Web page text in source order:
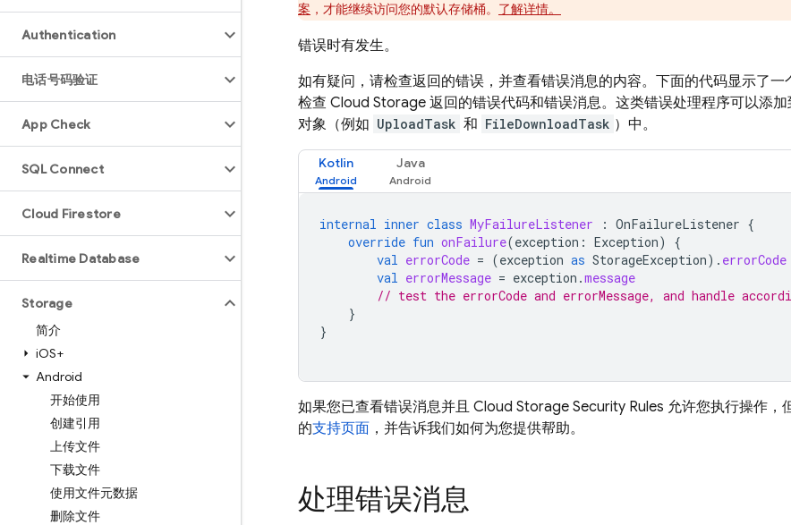
Authentication
电话号码验证
App Check
SQL Connect
Cloud Firestore
Realtime Database
Storage
简介
iOS+
Android
开始使用
创建引用
上传文件
下载文件
使用文件元数据
删除文件
案 ，才能继续访问您的默认存储桶。 了解详情。
错误时有发生。
如有疑问，请检查返回的错误，并查看错误消息的内容。下面的代码显示了
检查 Cloud Storage 返回的错误代码和错误消息。这类错误处理程序可以添加
对象（例如 UploadTask 和 FileDownloadTask ）中。
Kotlin Java
internal inner class MyFailureListener : OnFailureListener {
override fun onFailure(exception : Exception)
{
val errorCode = (exception as StorageException). errorCode
val errorMessage = exception .message
// test the errorCode and errorMessage, and handle
}
}
如果您已查看错误消息并且 Cloud Storage Security Rules 允许您执行操作，
的支持页面 ，并告诉我们如何为您提供帮助。
处理错误消息